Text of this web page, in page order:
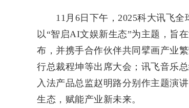
11月6日下午，2025科大讯飞全
以“智启AI文娱新生态”为主题，旨
布，并携手合作伙伴共同擘画产业
行总裁程坤等出席大会；讯飞音乐
入法产品总监赵明路分别作主题演
生态，赋能产业新未来。